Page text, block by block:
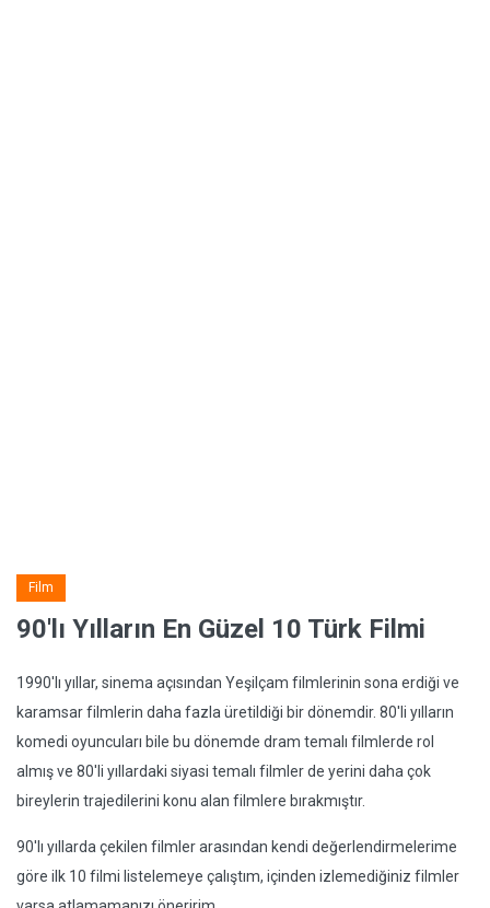
Film
90'lı Yılların En Güzel 10 Türk Filmi
1990'lı yıllar, sinema açısından Yeşilçam filmlerinin sona erdiği ve
karamsar filmlerin daha fazla üretildiği bir dönemdir. 80'li yılların
komedi oyuncuları bile bu dönemde dram temalı filmlerde rol
almış ve 80'li yıllardaki siyasi temalı filmler de yerini daha çok
bireylerin trajedilerini konu alan filmlere bırakmıştır.
90'lı yıllarda çekilen filmler arasından kendi değerlendirmelerime
göre ilk 10 filmi listelemeye çalıştım, içinden izlemediğiniz filmler